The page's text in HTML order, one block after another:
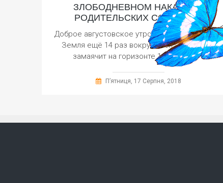
ЗЛОБОДНЕВНОМ НАКАНУНЕ
РОДИТЕЛЬСКИХ СОБРАНИЙ
Доброе августовское утро! Вот так обернётся
Земля ещё 14 раз вокруг себя любимой, и
замаячит на горизонте 1 сентября –
П’ятниця, 17 Серпня, 2018